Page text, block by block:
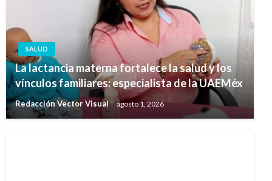
SALUD
La lactancia materna fortalece la salud y los
vínculos familiares: especialista de la UAEMéx
Redacción Vector Visual agosto 1, 2026